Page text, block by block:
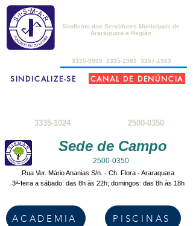
3335-9909
3335-1983 3357-1983
3335-1024
Sindicato dos Servidores Municipais de
Araraquara e Região
SINDICALIZE-SE
2500-0350
CANAL DE DENÚNCIA
Sede de Campo
2500-0350
Rua Ver. Mário Ananias S/n. - Ch. Flora - Araraquara
3ª-feira a sábado: das 8h às 22h; domingos: das 8h às 18h
ACADEMIA PISCINAS